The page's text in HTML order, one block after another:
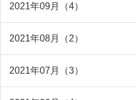
2021年09月（4）
2021年08月（2）
2021年07月（3）